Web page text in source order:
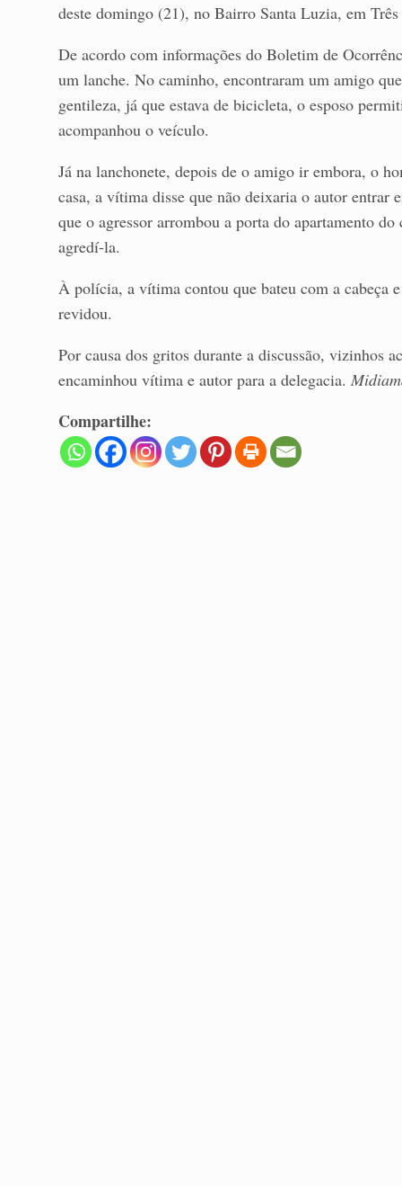
deste domingo (21), no Bairro Santa Luzia, em
De acordo com informações do Boletim de
um lanche. No caminho, encontraram um amigo
gentileza, já que estava de bicicleta, o esposo
acompanhou o veículo.
Já na lanchonete, depois de o amigo ir embora, o
casa, a vítima disse que não deixaria o autor entrar
que o agressor arrombou a porta do apartamento
agredí-la.
À polícia, a vítima contou que bateu com a cabeça
revidou.
Por causa dos gritos durante a discussão, vizinhos
encaminhou vítima e autor para a delegacia.
Compartilhe: